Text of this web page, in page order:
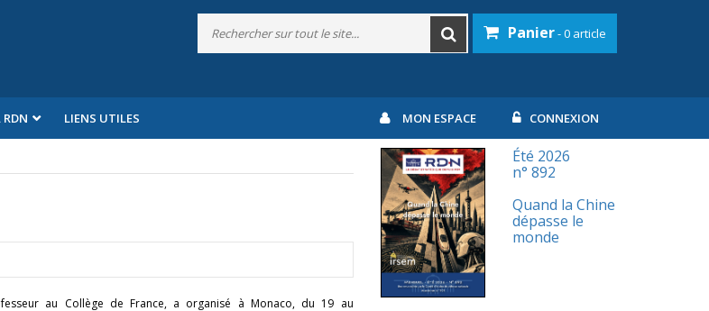
Panier- 0 article
RDN LIENS UTILES MON ESPACE CONNEXION
au Collège de France, a organisé à Monaco, du 19 au
Été 2026
n° 892
Quand la Chine
dépasse le
monde